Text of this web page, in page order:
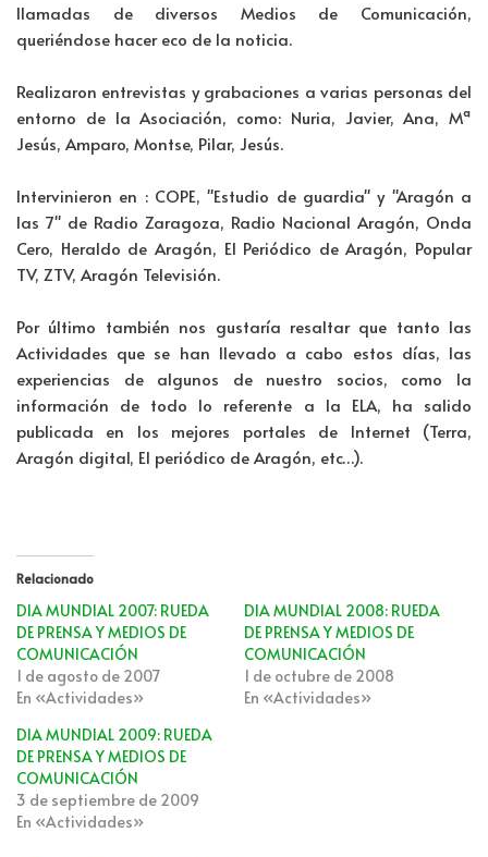
llamadas de diversos Medios de Comunicación,
queriéndose hacer eco de la noticia.
Realizaron entrevistas y grabaciones a varias personas del
entorno de la Asociación, como: Nuria, Javier, Ana, Mª
Jesús, Amparo, Montse, Pilar, Jesús.
Intervinieron en : COPE, "Estudio de guardia" y "Aragón a
las 7" de Radio Zaragoza, Radio Nacional Aragón, Onda
Cero, Heraldo de Aragón, El Periódico de Aragón, Popular
TV, ZTV, Aragón Televisión.
Por último también nos gustaría resaltar que tanto las
Actividades que se han llevado a cabo estos días, las
experiencias de algunos de nuestro socios, como la
información de todo lo referente a la ELA, ha salido
publicada en los mejores portales de Internet (Terra,
Aragón digital, El periódico de Aragón, etc…).
Relacionado
DIA MUNDIAL 2007: RUEDA
DE PRENSA Y MEDIOS DE
COMUNICACIÓN
1 de agosto de 2007
En «Actividades»
DIA MUNDIAL 2008: RUEDA
DE PRENSA Y MEDIOS DE
COMUNICACIÓN
1 de octubre de 2008
En «Actividades»
DIA MUNDIAL 2009: RUEDA
DE PRENSA Y MEDIOS DE
COMUNICACIÓN
3 de septiembre de 2009
En «Actividades»